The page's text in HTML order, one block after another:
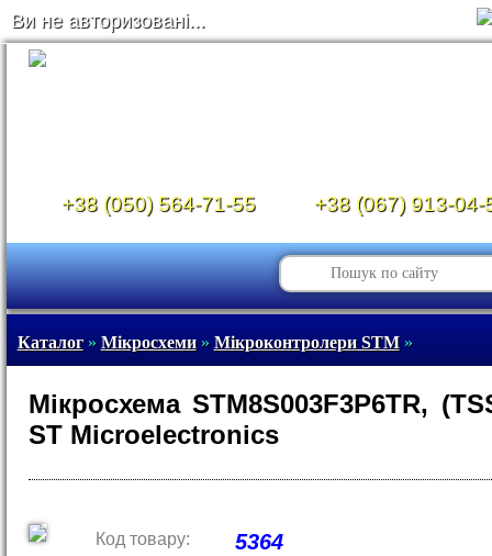
Ви не авторизовані...
+38 (050) 564-71-55 +38 (067) 913-04-
Каталог» Мікросхеми» Мікроконтролери STM»
Мікросхема STM8S003F3P6TR,
ST Microelectronics
Код товару: 5364